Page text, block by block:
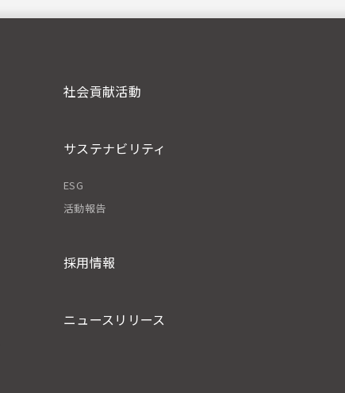
社会貢献活動
サステナビリティ
ESG
活動報告
採用情報
ニュースリリース